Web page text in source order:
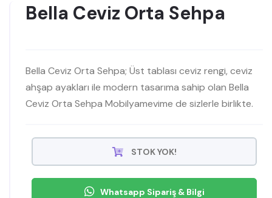
Bella Ceviz Orta Sehpa
Bella Ceviz Orta Sehpa; Üst tablası ceviz rengi, ceviz
ahşap ayakları ile modern tasarıma sahip olan Bella
Ceviz Orta Sehpa Mobilyamevime de sizlerle birlikte.
STOK YOK!
Whatsapp Sipariş & Bilgi